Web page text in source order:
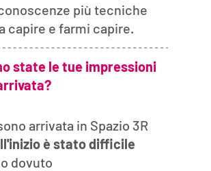
più tecniche
capire e farmi capire.
state le tue impressioni
arrivata in Spazio 3R
è stato difficile
dovuto